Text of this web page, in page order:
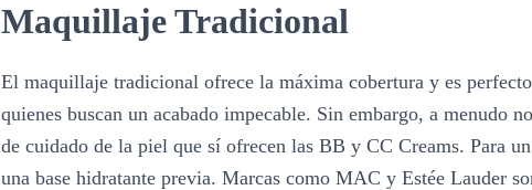
Maquillaje Tradicional
El maquillaje tradicional ofrece la máxima cobertura y es
quienes buscan un acabado impecable. Sin embargo, a menudo
de cuidado de la piel que sí ofrecen las BB y CC Creams. Para
una base hidratante previa. Marcas como MAC y Estée Lauder